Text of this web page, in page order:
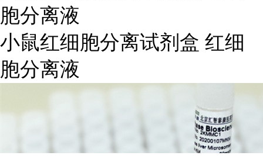
胞分离液
小鼠红细胞分离试剂盒 红细
胞分离液